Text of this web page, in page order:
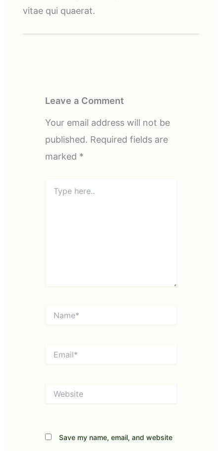
vitae qui quaerat.
Leave a Comment
Your email address will not be
published. Required fields are
marked *
here..
Save my name, email, and website